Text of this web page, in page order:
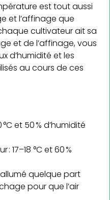
est tout aussi
et l’affinage que
cultivateur ait sa
et de l’affinage, vous
d’humidité et les
au cours de ces
et 50 % d’humidité
17–18 °C et 60 %
quelque part
pour que l’air